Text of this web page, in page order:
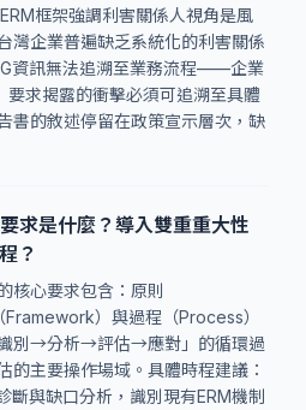
框架強調利害關係人視角是風
灣企業普遍缺乏系統化的利害關係
資訊無法追溯至業務流程——企業
要求揭露的衝擊必須可追溯至具體
書的敘述停留在政策宣示層次，缺
求是什麼？導入雙重重大性
？
核心要求包含：原則
Framework）與過程（Process）
別→分析→評估→應對」的循環過
的主要操作場域。具體時程建議：
斷與缺口分析，識別現有ERM機制